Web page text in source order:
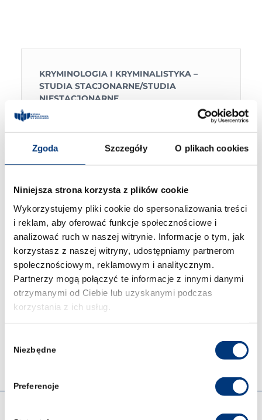
Zgoda Szczegóły O plikach cookies
Niniejsza strona korzysta z plików cookie
Wykorzystujemy pliki cookie do spersonalizowania treści
i reklam, aby oferować funkcje społecznościowe i
analizować ruch w naszej witrynie. Informacje o tym, jak
korzystasz z naszej witryny, udostępniamy partnerom
społecznościowym, reklamowym i analitycznym.
Partnerzy mogą połączyć te informacje z innymi danymi
otrzymanymi od Ciebie lub uzyskanymi podczas
korzystania z ich usług.
zgody
Niezbędne
Preferencje
KRYMINOLOGIA I KRYMINALISTYKA –
STUDIA STACJONARNE/STUDIA
NIESTACJONARNE
CYBERBEZPIECZEŃSTWO –STUDIA
SPRAWDŹ
ZARZĄDZANIE KRYZYSOWE –STUDIA
STACJONARNE/STUDIA NIESTACJONARNE